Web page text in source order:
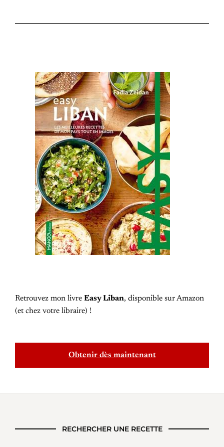
Retrouvez mon livre Easy Liban, disponible sur Amazon
(et chez votre libraire) !
Obtenir dès maintenant
RECHERCHER UNE RECETTE